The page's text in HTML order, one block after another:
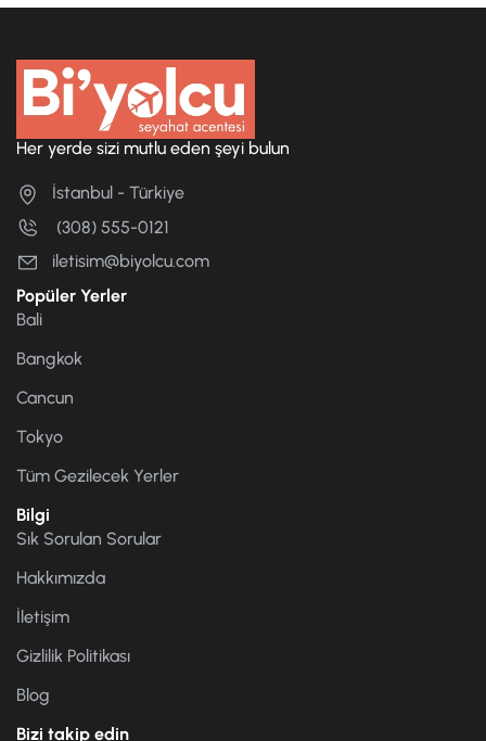
Her yerde sizi mutlu eden şeyi bulun
İstanbul - Türkiye
(308) 555-0121
iletisim@biyolcu.com
Popüler Yerler
Bali
Bangkok
Cancun
Tokyo
Tüm Gezilecek Yerler
Bilgi
Sık Sorulan Sorular
Hakkımızda
İletişim
Gizlilik Politikası
Blog
Bizi takip edin